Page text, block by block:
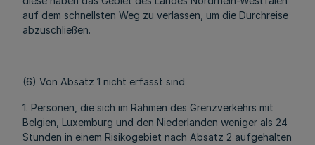
auf dem schnellsten Weg zu verlassen, um die Durchreise
abzuschließen.
(6) Von Absatz 1 nicht erfasst sind
1. Personen, die sich im Rahmen des Grenzverkehrs mit
Belgien, Luxemburg und den Niederlanden weniger als 24
Stunden in einem Risikogebiet nach Absatz 2 aufgehalten